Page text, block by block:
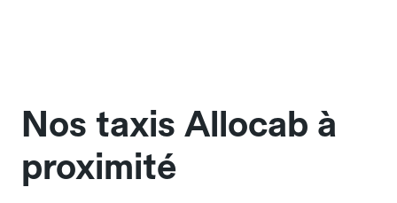
Nos taxis Allocab à
proximité